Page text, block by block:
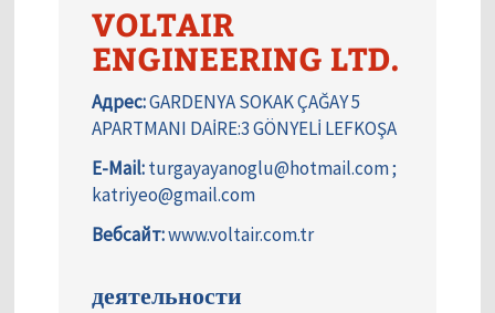
VOLTAIR
ENGINEERING LTD.
Адрес:GARDENYA SOKAK ÇAĞAY 5
APARTMANI DAİRE:3 GÖNYELİ LEFKOŞA
E-Mail:turgayayanoglu@hotmail.com ;
katriyeo@gmail.com
Вебсайт:www.voltair.com.tr
деятельности